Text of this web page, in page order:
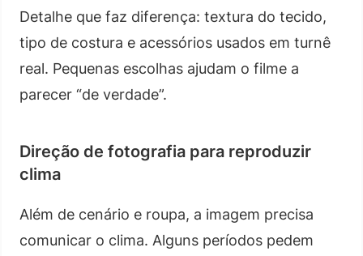
Detalhe que faz diferença: textura do tecido,
tipo de costura e acessórios usados em turnê
real. Pequenas escolhas ajudam o filme a
parecer “de verdade”.
Direção de fotografia para reproduzir
clima
Além de cenário e roupa, a imagem precisa
comunicar o clima. Alguns períodos pedem